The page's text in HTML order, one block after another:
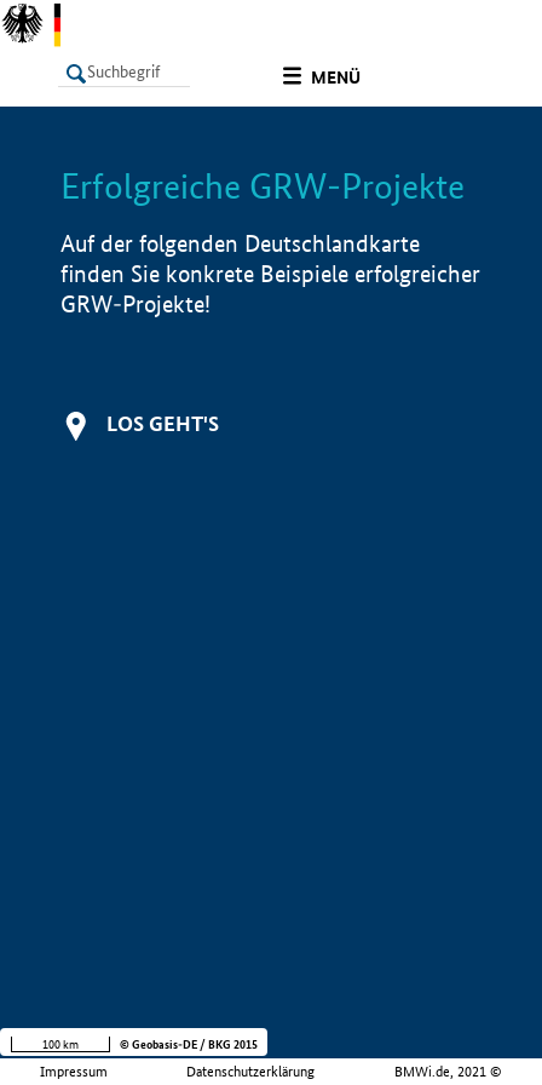
MENÜ
LISTE Info
Erfolgreiche GRW-Projekte
Auf der folgenden Deutschlandkarte
finden Sie konkrete Beispiele erfolgreicher
GRW-Projekte!
LOS GEHT'S
Impressum Datenschutzerklärung BMWi.de, 2021 ©
100 km © Geobasis-DE / BKG 2015